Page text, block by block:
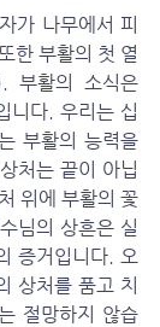
한 부활의 첫 열
부활의 소식은
니다. 우리는 십
부활의 능력을
처는 끝이 아닙
위에 부활의 꽃
님의 상흔은 실
증거입니다. 오
상처를 품고 치
절망하지 않습